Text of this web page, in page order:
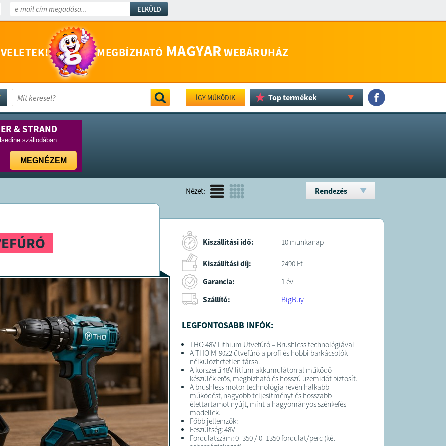
ELKÜLD
MEGBÍZHATÓ MAGYAR WEBÁRUHÁZ
ÍGY MŰKÖDIK Top termékek
& STRAND
szállodában
MEGNÉZEM
Nézet: Rendezés
Kiszállítási idő: 10 munkanap
Kiszállítási díj:
2490 Ft
Garancia:
1 év
Szállító:
BigBuy
LEGFONTOSABB INFÓK:
THO 48V Lithium Ütvefúró – Brushless technológiával
A THO M-9022 ütvefúró a profi és hobbi barkácsolók
nélkülözhetetlen társa.
A korszerű 48V lítium akkumulátorral működő
készülék erős, megbízható és hosszú üzemidőt biztosít.
A brushless motor technológia révén halkabb
működést, nagyobb teljesítményt és hosszabb
élettartamot nyújt, mint a hagyományos szénkefés
modellek.
Főbb jellemzők:
Feszültség: 48V
Fordulatszám: 0–350 / 0–1350 fordulat/perc (két